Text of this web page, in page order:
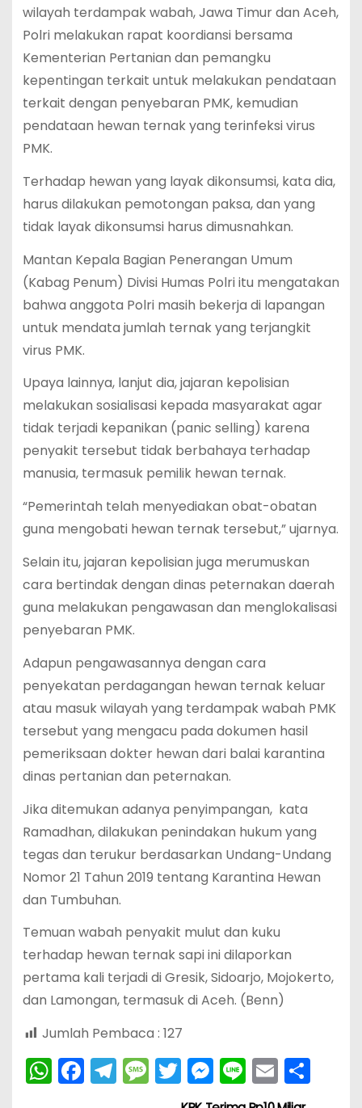
wilayah terdampak wabah, Jawa Timur dan Aceh,
Polri melakukan rapat koordiansi bersama
Kementerian Pertanian dan pemangku
kepentingan terkait untuk melakukan pendataan
terkait dengan penyebaran PMK, kemudian
pendataan hewan ternak yang terinfeksi virus
PMK.
Terhadap hewan yang layak dikonsumsi, kata dia,
harus dilakukan pemotongan paksa, dan yang
tidak layak dikonsumsi harus dimusnahkan.
Mantan Kepala Bagian Penerangan Umum
(Kabag Penum) Divisi Humas Polri itu mengatakan
bahwa anggota Polri masih bekerja di lapangan
untuk mendata jumlah ternak yang terjangkit
virus PMK.
Upaya lainnya, lanjut dia, jajaran kepolisian
melakukan sosialisasi kepada masyarakat agar
tidak terjadi kepanikan (panic selling) karena
penyakit tersebut tidak berbahaya terhadap
manusia, termasuk pemilik hewan ternak.
“Pemerintah telah menyediakan obat-obatan
guna mengobati hewan ternak tersebut,” ujarnya.
Selain itu, jajaran kepolisian juga merumuskan
cara bertindak dengan dinas peternakan daerah
guna melakukan pengawasan dan menglokalisasi
penyebaran PMK.
Adapun pengawasannya dengan cara
penyekatan perdagangan hewan ternak keluar
atau masuk wilayah yang terdampak wabah PMK
tersebut yang mengacu pada dokumen hasil
pemeriksaan dokter hewan dari balai karantina
dinas pertanian dan peternakan.
Jika ditemukan adanya penyimpangan, kata
Ramadhan, dilakukan penindakan hukum yang
tegas dan terukur berdasarkan Undang-Undang
Nomor 21 Tahun 2019 tentang Karantina Hewan
dan Tumbuhan.
Temuan wabah penyakit mulut dan kuku
terhadap hewan ternak sapi ini dilaporkan
pertama kali terjadi di Gresik, Sidoarjo, Mojokerto,
dan Lamongan, termasuk di Aceh. (Benn)
Jumlah Pembaca : 127
W
h
F
a
T
el
M
e
T
w
M
e
Li
n
E
m
S